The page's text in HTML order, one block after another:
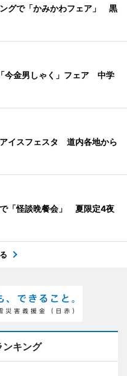
グで「かみかわフェア」 黒
今金男しゃく」フェア 中学
イスフェスタ 道内各地から
「怪談晩餐会」 夏限定4夜
ンキング